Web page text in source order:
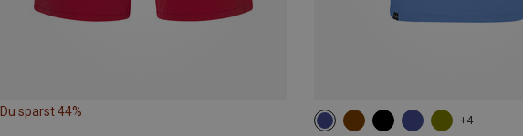
Du sparst 44%
+4
XS S M